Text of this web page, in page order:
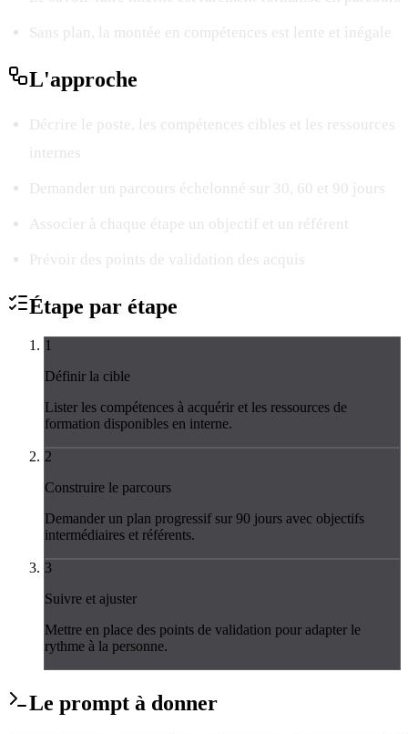
Sans plan, la montée en compétences est lente et inégale
L'approche
Décrire le poste, les compétences cibles et les ressources
internes
Demander un parcours échelonné sur 30, 60 et 90 jours
Associer à chaque étape un objectif et un référent
Prévoir des points de validation des acquis
Étape par étape
1
Définir la cible
Lister les compétences à acquérir et les ressources de
formation disponibles en interne.
2
Construire le parcours
Demander un plan progressif sur 90 jours avec objectifs
intermédiaires et référents.
3
Suivre et ajuster
Mettre en place des points de validation pour adapter le
rythme à la personne.
Le prompt à donner